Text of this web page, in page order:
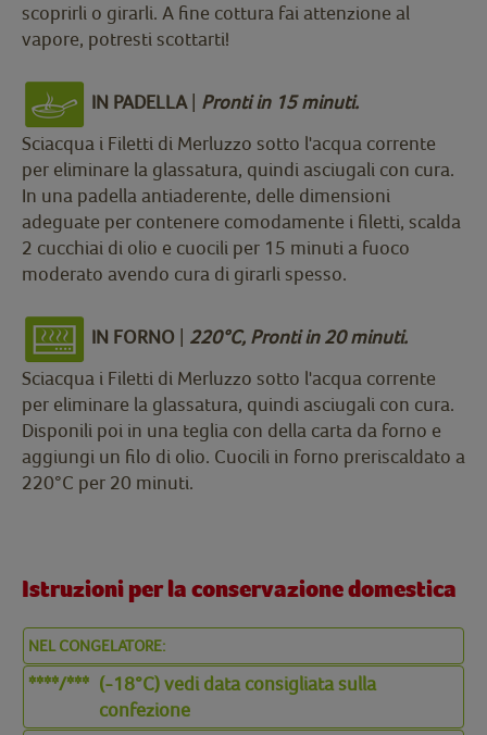
scoprirli o girarli. A fine cottura fai attenzione al
vapore, potresti scottarti!
IN PADELLA| Pronti in 15 minuti.
Sciacqua i Filetti di Merluzzo sotto l'acqua corrente
per eliminare la glassatura, quindi asciugali con cura.
In una padella antiaderente, delle dimensioni
adeguate per contenere comodamente i filetti, scalda
2 cucchiai di olio e cuocili per 15 minuti a fuoco
moderato avendo cura di girarli spesso.
IN FORNO
220°C, Pronti in 20 minuti.
Sciacqua i Filetti di Merluzzo sotto l'acqua corrente
per eliminare la glassatura, quindi asciugali con cura.
Disponili poi in una teglia con della carta da forno e
aggiungi un filo di olio. Cuocili in forno preriscaldato a
220°C per 20 minuti.
Istruzioni per la conservazione domestica
NEL CONGELATORE:
****/*** (-18°C) vedi data consigliata sulla
confezione